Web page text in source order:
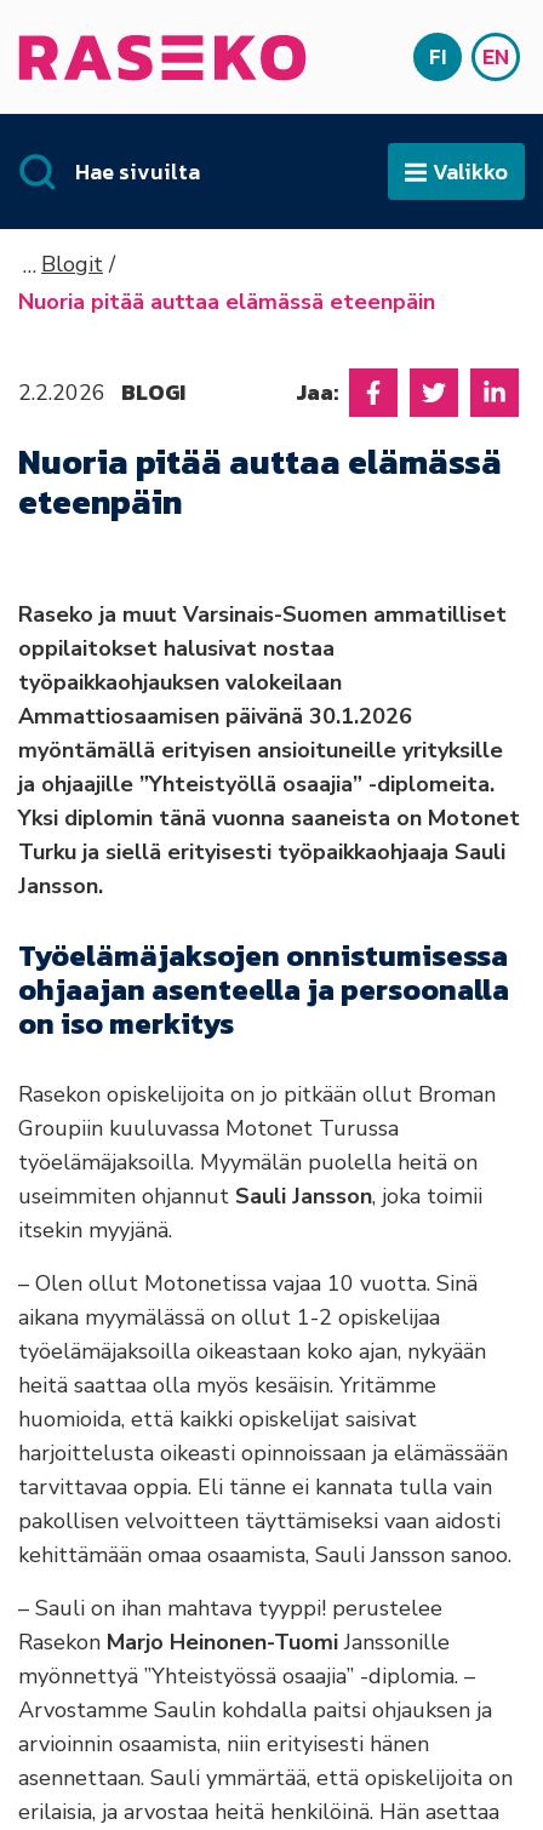
Etusivu SUOMI
FI EN
Hae sivuilta AvaaValikko
Blogit
Nuoria pitää auttaa elämässä eteenpäin
2.2.2026 BLOGI Jaa: Jaa Facebookissa
Jaa Jaa
Nuoria pitää auttaa elämässä
eteenpäin
Raseko ja muut Varsinais-Suomen ammatilliset
oppilaitokset halusivat nostaa
työpaikkaohjauksen valokeilaan
Ammattiosaamisen päivänä 30.1.2026
myöntämällä erityisen ansioituneille yrityksille
ja ohjaajille ”Yhteistyöllä osaajia” -diplomeita.
Yksi diplomin tänä vuonna saaneista on Motonet
Turku ja siellä erityisesti työpaikkaohjaaja Sauli
Jansson.
Työelämäjaksojen onnistumisessa
ohjaajan asenteella ja persoonalla
on iso merkitys
Rasekon opiskelijoita on jo pitkään ollut Broman
Groupiin kuuluvassa Motonet Turussa
työelämäjaksoilla. Myymälän puolella heitä on
useimmiten ohjannut Sauli Jansson, joka toimii
itsekin myyjänä.
– Olen ollut Motonetissa vajaa 10 vuotta. Sinä
aikana myymälässä on ollut 1-2 opiskelijaa
työelämäjaksoilla oikeastaan koko ajan, nykyään
heitä saattaa olla myös kesäisin. Yritämme
huomioida, että kaikki opiskelijat saisivat
harjoittelusta oikeasti opinnoissaan ja elämässään
tarvittavaa oppia. Eli tänne ei kannata tulla vain
pakollisen velvoitteen täyttämiseksi vaan aidosti
kehittämään omaa osaamista, Sauli Jansson sanoo.
– Sauli on ihan mahtava tyyppi! perustelee
Rasekon Marjo Heinonen-TuomiJanssonille
myönnettyä ”Yhteistyössä osaajia” -diplomia. –
Arvostamme Saulin kohdalla paitsi ohjauksen ja
arvioinnin osaamista, niin erityisesti hänen
asennettaan. Sauli ymmärtää, että opiskelijoita on
erilaisia, ja arvostaa heitä henkilöinä. Hän asettaa